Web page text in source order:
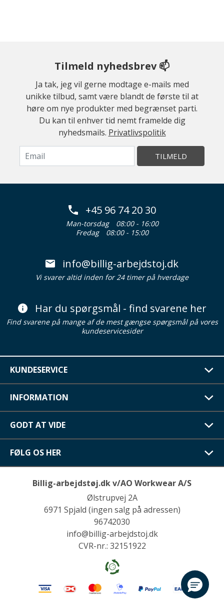
Tilmeld nyhedsbrev 📫
Ja tak, jeg vil gerne modtage e-mails med
unikke tilbud, samt være blandt de første til at
høre om nye produkter med begrænset parti.
Du kan til enhver tid nemt framelde dig
nyhedsmails. Privatlivspolitik
TILMELD
+45 96 74 20 30
Man-torsdag
08:00 - 16:00
Fredag
08:00 - 15:00
info@billig-arbejdstoj.dk
Vi svarer altid inden for 24 timer på hverdage
Har du spørgsmål - find svarene her
Find svarene på mange af de mest gængse spørgsmål på vores
kundeservicesider
KUNDESERVICE
INFORMATION
GODT AT VIDE
FØLG OS HER
Billig-arbejdstøj.dk v/AO Workwear A/S
Ølstrupvej 2A
6971 Spjald (ingen salg på adressen)
96742030
info@billig-arbejdstoj.dk
CVR-nr.: 32151922